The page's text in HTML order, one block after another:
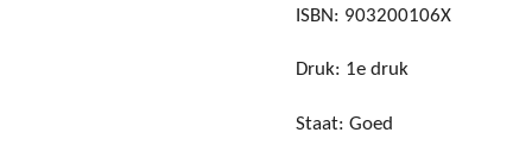
ISBN: 903200106X
Druk: 1e druk
Staat: Goed